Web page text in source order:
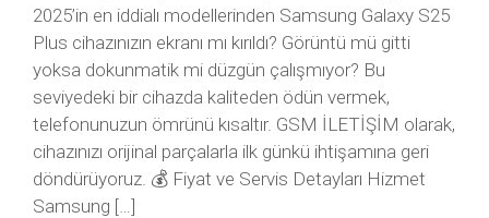
2025’in en iddialı modellerinden Samsung Galaxy S25
Plus cihazınızın ekranı mı kırıldı? Görüntü mü gitti
yoksa dokunmatik mi düzgün çalışmıyor? Bu
seviyedeki bir cihazda kaliteden ödün vermek,
telefonunuzun ömrünü kısaltır. GSM İLETİŞİM olarak,
cihazınızı orijinal parçalarla ilk günkü ihtişamına geri
döndürüyoruz. 💰 Fiyat ve Servis Detayları Hizmet
Samsung […]